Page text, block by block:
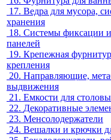
17. Ведра для мусора,
хранения
18. Системы фиксации и
панелей
19. Крепежная
крепления
20. Направляющие,
выдвижения
21. Емкости для
22. Декоративные
23. Менсолодержатели
24. Вешалки и крючки